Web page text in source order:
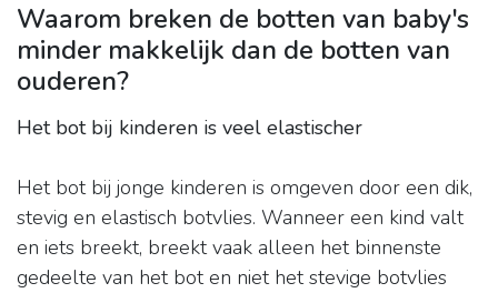
Waarom breken de botten van baby's
minder makkelijk dan de botten van
ouderen?
Het bot bij kinderen is veel elastischer
Het bot bij jonge kinderen is omgeven door een dik,
stevig en elastisch botvlies. Wanneer een kind valt
en iets breekt, breekt vaak alleen het binnenste
gedeelte van het bot en niet het stevige botvlies